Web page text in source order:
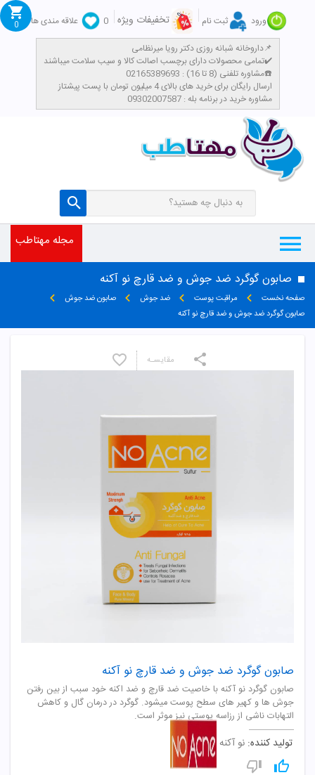
ورود ثبت نام تخفیفات ویژه 0
علاقه مندی ها
داروخانه شبانه روزی دکتر رویا میرنظامی📌
تمامی محصولات دارای برچسب اصالت کالا و سیب سلامت میباشند✔️
مشاوره تلفنی (8 تا 16) : 02165389693☎️
​ارسال رایگان برای خرید های بالای 4 میلیون تومان با پست پیشتاز
مشاوره خرید در برنامه بله : 09302007587
0
مجله مهتاطب
صابون گوگرد ضد جوش و ضد قارچ نو آکنه
صفحه نخست مراقبت پوست ضد جوش
صابون ضد جوش
صابون گوگرد ضد جوش و ضد قارچ نو آکنه
صابون گوگرد ضد جوش و ضد قارچ نو آکنه
صابون گوگرد نو آکنه با خاصیت ضد قارچ و ضد اکنه خود سبب از بین رفتن
جوش ها و کهیر های سطح پوست میشود. گوگرد در درمان گال و کاهش
التهابات ناشی از رزاسه پوستی نیز موثر است.
تولید کننده: نو آکنه
مقایسـه